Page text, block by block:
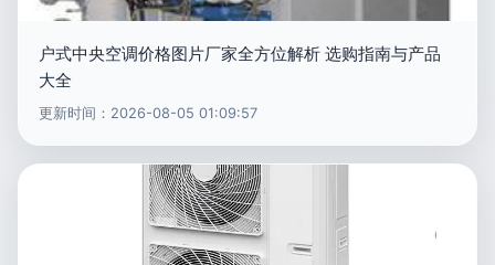
户式中央空调价格图片厂家全方位解析 选购指南与产品
大全
更新时间：2026-08-05 01:09:57